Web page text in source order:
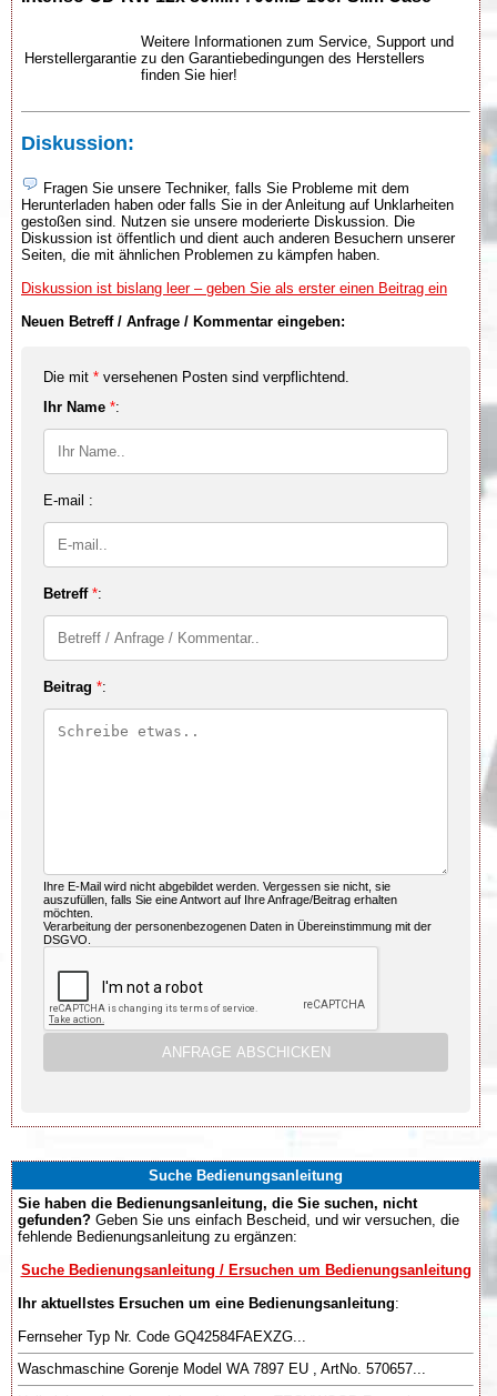
Herstellergarantie
Weitere Informationen zum Service, Support und
zu den Garantiebedingungen des Herstellers
finden Sie hier!
Diskussion:
Fragen Sie unsere Techniker, falls Sie Probleme mit dem
Herunterladen haben oder falls Sie in der Anleitung auf Unklarheiten
gestoßen sind. Nutzen sie unsere moderierte Diskussion. Die
Diskussion ist öffentlich und dient auch anderen Besuchern unserer
Seiten, die mit ähnlichen Problemen zu kämpfen haben.
Diskussion ist bislang leer – geben Sie als erster einen Beitrag ein
Neuen Betreff / Anfrage / Kommentar eingeben:
Die mit * versehenen Posten sind verpflichtend.
Ihr Name *:
E-mail :
Betreff *:
Beitrag *:
Ihre E-Mail wird nicht abgebildet werden. Vergessen sie nicht, sie
auszufüllen, falls Sie eine Antwort auf Ihre Anfrage/Beitrag erhalten
möchten.
Verarbeitung der personenbezogenen Daten in Übereinstimmung mit der
DSGVO.
Suche Bedienungsanleitung
Sie haben die Bedienungsanleitung, die Sie suchen, nicht
gefunden? Geben Sie uns einfach Bescheid, und wir versuchen, die
fehlende Bedienungsanleitung zu ergänzen:
Suche Bedienungsanleitung / Ersuchen um Bedienungsanleitung
Ihr aktuellstes Ersuchen um eine Bedienungsanleitung:
Fernseher Typ Nr. Code GQ42584FAEXZG...
Waschmaschine Gorenje Model WA 7897 EU , ArtNo. 570657...